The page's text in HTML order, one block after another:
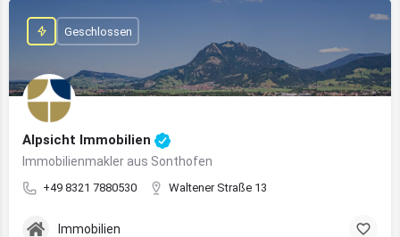
Alpsicht Immobilien
Immobilienmakler aus Sonthofen
+49 8321 7880530 Waltener Straße 13
Geschlossen
Immobilien